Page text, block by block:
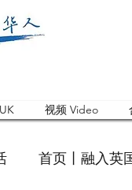
视频 Video
首页丨融入英